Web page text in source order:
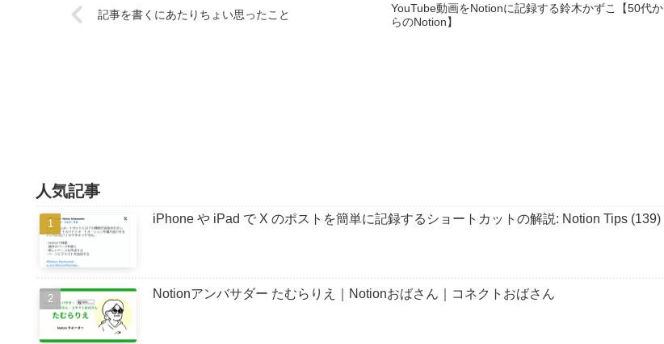
記事を書くにあたりちょい思ったこと
YouTube動画をNotionに記録する鈴木かずこ【50代か
らのNotion】
人気記事
iPhone や iPad で X のポストを簡単に記録するショートカットの解説: Notion Tips (139)
Notionアンバサダー たむらりえ｜Notionおばさん｜コネクトおばさん